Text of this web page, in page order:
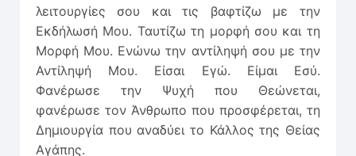
λειτουργίες σου και τις βαφτίζω με την
Εκδήλωσή Μου. Ταυτίζω τη μορφή σου και τη
Μορφή Μου. Ενώνω την αντίληψή σου με την
Αντίληψή Μου. Είσαι Εγώ. Είμαι Εσύ.
Φανέρωσε την Ψυχή που Θεώνεται,
φανέρωσε τον Άνθρωπο που προσφέρεται, τη
Δημιουργία που αναδύει το Κάλλος της Θείας
Αγάπης.